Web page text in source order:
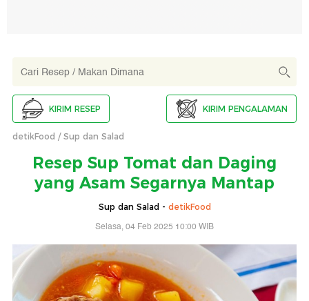
KIRIM RESEP KIRIM PENGALAMAN
detikFood Sup dan Salad
Resep Sup Tomat dan Daging
yang Asam Segarnya Mantap
Sup dan Salad - detikFood
Selasa, 04 Feb 2025 10:00 WIB